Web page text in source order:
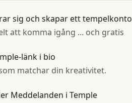
sig och skapar ett tempelkonto
att komma igång ... och gratis
länk i bio
matchar din kreativitet.
Meddelanden i Temple